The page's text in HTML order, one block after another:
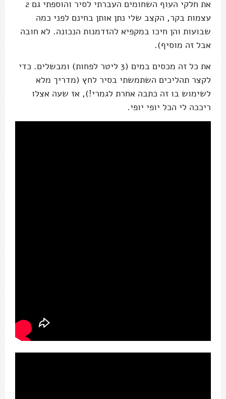
את חלקי העוף השחומים העברתי לסיר והוספתי גם 2
עצמות בקר, הקצב שלי נתן אותן בחינם לפני כמה
שבועות והן חיכו במקפיא להזדמנות הנכונה. לא חובה
אבל זה מוסיף).
את כל זה מכסים במים (3 ליטר לפחות) ומבשלים. כדי
לקצר תהליכים השתמשתי בסיר לחץ (מדריך מלא
לשימוש בו זה כתבה אחרת לגמרי!), אז שעה אצלו
ריככה לי הכל יופי יופי.